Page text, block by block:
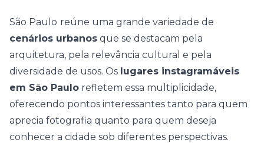
São Paulo reúne uma grande variedade de
cenários urbanos que se destacam pela
arquitetura, pela relevância cultural e pela
diversidade de usos. Os lugares instagramáveis
em São Paulo refletem essa multiplicidade,
oferecendo pontos interessantes tanto para quem
aprecia fotografia quanto para quem deseja
conhecer a cidade sob diferentes perspectivas.